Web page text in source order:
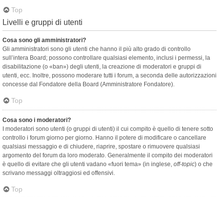
Top
Livelli e gruppi di utenti
Cosa sono gli amministratori?
Gli amministratori sono gli utenti che hanno il più alto grado di controllo
sull’intera Board; possono controllare qualsiasi elemento, inclusi i permessi, la
disabilitazione (o «ban») degli utenti, la creazione di moderatori e gruppi di
utenti, ecc. Inoltre, possono moderare tutti i forum, a seconda delle autorizzazioni
concesse dal Fondatore della Board (Amministratore Fondatore).
Top
Cosa sono i moderatori?
I moderatori sono utenti (o gruppi di utenti) il cui compito è quello di tenere sotto
controllo i forum giorno per giorno. Hanno il potere di modificare o cancellare
qualsiasi messaggio e di chiudere, riaprire, spostare o rimuovere qualsiasi
argomento del forum da loro moderato. Generalmente il compito dei moderatori
è quello di evitare che gli utenti vadano «fuori tema» (in inglese, off-topic) o che
scrivano messaggi oltraggiosi ed offensivi.
Top